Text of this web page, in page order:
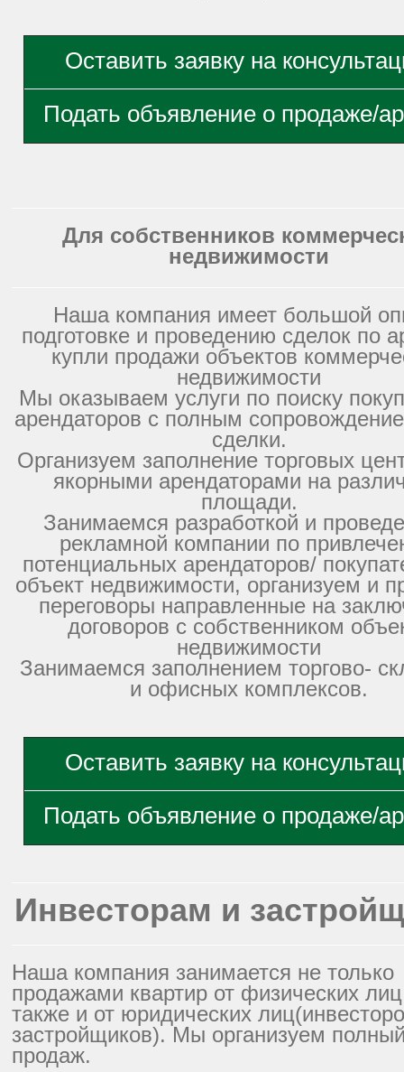
Оставить заявку на
Подать объявление о продаже/
Для собственников
недвижимости
Наша компания имеет большой
подготовке и проведению сделок по
купли продажи объектов
недвижимости
Мы оказываем услуги по поиску
арендаторов с полным
сделки.
Организуем заполнение торговых
якорными арендаторами на
площади.
Занимаемся разработкой и
рекламной компании по
потенциальных арендаторов/
объект недвижимости, организуем и
переговоры направленные на
договоров с собственником
недвижимости
Занимаемся заполнением торгово-
и офисных комплексов.
Оставить заявку на
Подать объявление о продаже/
Инвесторам и
Наша компания занимается не только
продажами квартир от физических
также и от юридических
застройщиков). Мы организуем
продаж.